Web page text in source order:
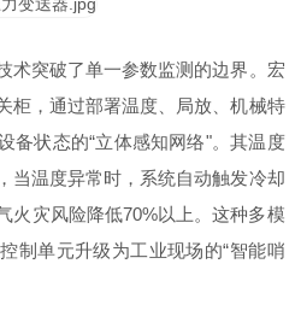
术突破了单一参数监测的边界。宏
柜，通过部署温度、局放、机械特
备状态的“立体感知网络"。其温度
当温度异常时，系统自动触发冷却
火灾风险降低70%以上。这种多模
制单元升级为工业现场的“智能哨